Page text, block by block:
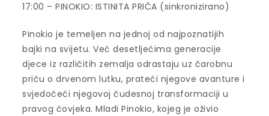
17:00 – PINOKIO: ISTINITA PRIČA (sinkronizirano)
Pinokio je temeljen na jednoj od najpoznatijih
bajki na svijetu. Već desetljećima generacije
djece iz različitih zemalja odrastaju uz čarobnu
priču o drvenom lutku, prateći njegove avanture i
svjedočeći njegovoj čudesnoj transformaciji u
pravog čovjeka. Mladi Pinokio, kojeg je oživio